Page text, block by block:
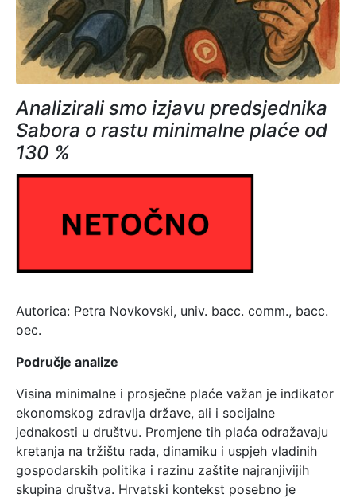
Analizirali smo izjavu predsjednika
Sabora o rastu minimalne plaće od
130 %
Autorica: Petra Novkovski, univ. bacc. comm., bacc.
oec.
Područje analize
Visina minimalne i prosječne plaće važan je indikator
ekonomskog zdravlja države, ali i socijalne
jednakosti u društvu. Promjene tih plaća odražavaju
kretanja na tržištu rada, dinamiku i uspjeh vladinih
gospodarskih politika i razinu zaštite najranjivijih
skupina društva. Hrvatski kontekst posebno je